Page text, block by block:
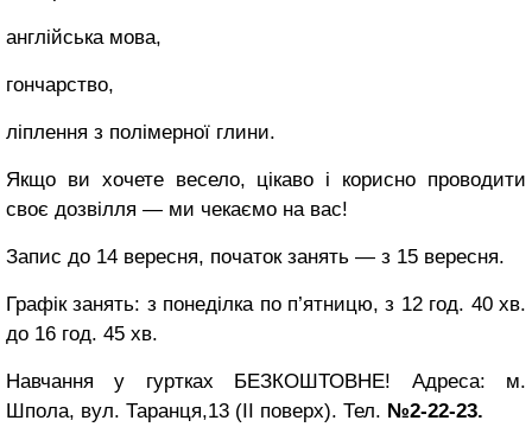
англійська мова,
гончарство,
ліплення з полімерної глини.
Якщо ви хочете весело, цікаво і корисно проводити
своє дозвілля — ми чекаємо на вас!
Запис до 14 вересня, початок занять — з 15 вересня.
Графік занять: з понеділка по п’ятницю, з 12 год. 40 хв.
до 16 год. 45 хв.
Навчання у гуртках БЕЗКОШТОВНЕ! Адреса: м.
Шпола, вул. Таранця,13 (ІІ поверх). Тел. №2-22-23.